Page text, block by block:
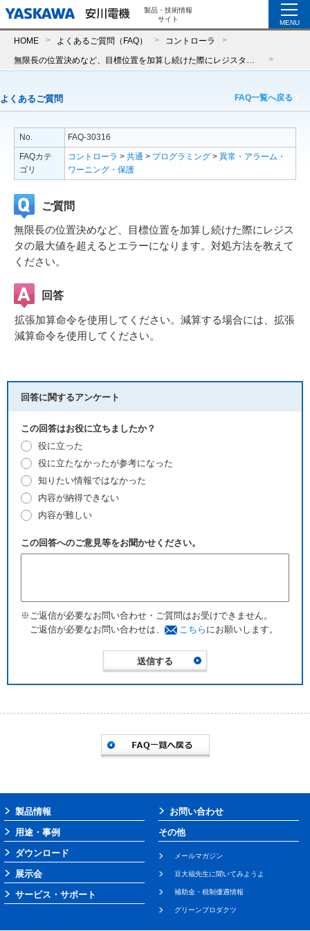
製品・技術情報
サイト
MENU
HOME よくあるご質問（FAQ） コントローラ
よくあるご質問 FAQ一覧へ戻る
No.
FAQ-30316
FAQカテ
ゴリ
コントローラ > 共通 > プログラミング > 異常・アラーム・
ワーニング・保護
ご質問
無限長の位置決めなど、目標位置を加算し続けた際にレジス
タの最大値を超えるとエラーになります。対処方法を教えて
ください。
回答
拡張加算命令を使用してください。減算する場合には、拡張
減算命令を使用してください。
回答に関するアンケート
この回答はお役に立ちましたか？
役に立った
役に立たなかったが参考になった
知りたい情報ではなかった
内容が納得できない
内容が難しい
この回答へのご意見等をお聞かせください。
※ご返信が必要なお問い合わせ・ご質問はお受けできません。
ご返信が必要なお問い合わせは、
こちら にお願いします。
製品情報
用途・事例
ダウンロード
展示会
サービス・サポート
お問い合わせ
その他
メールマガジン
豆大福先生に聞いてみようよ
補助金・税制優遇情報
グリーンプロダクツ